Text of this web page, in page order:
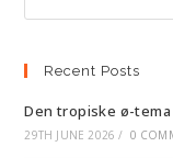
Recent Posts
Den tropiske ø-
29TH JUNE 2026 / 0